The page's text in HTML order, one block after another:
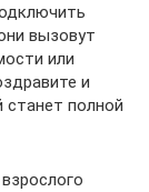
вызовут
или
и
станет полной